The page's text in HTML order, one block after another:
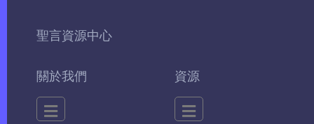
聖言資源中心
關於我們 資源